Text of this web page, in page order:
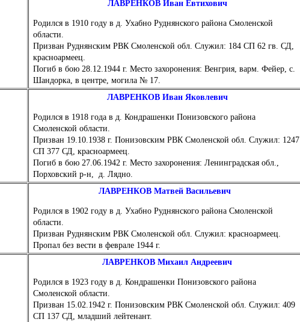
ЛАВРЕНКОВ Иван Евтихович
Родился в 1910 году в д. Ухабно Руднянского района Смоленской
области.
Призван Руднянским РВК Смоленской обл. Служил: 184 СП 62 гв. СД,
красноармеец.
Погиб в бою 28.12.1944 г. Место захоронения: Венгрия, варм. Фейер, с.
Шандорка, в центре, могила № 17.
ЛАВРЕНКОВ Иван Яковлевич
Родился в 1918 года в д. Кондрашенки Понизовского района
Смоленской области.
Призван 19.10.1938 г. Понизовским РВК Смоленской обл. Служил: 1247
СП 377 СД, красноармеец.
Погиб в бою 27.06.1942 г. Место захоронения: Ленинградская обл.,
Порховский р-н, д. Лядно.
ЛАВРЕНКОВ Матвей Васильевич
Родился в 1902 году в д. Ухабно Руднянского района Смоленской
области.
Призван Руднянским РВК Смоленской обл. Служил: красноармеец.
Пропал без вести в феврале 1944 г.
ЛАВРЕНКОВ Михаил Андреевич
Родился в 1923 году в д. Кондрашенки Понизовского района
Смоленской области.
Призван 15.02.1942 г. Понизовским РВК Смоленской обл. Служил: 409
СП 137 СД, младший лейтенант.